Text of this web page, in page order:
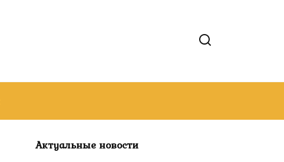
Актуальные новости